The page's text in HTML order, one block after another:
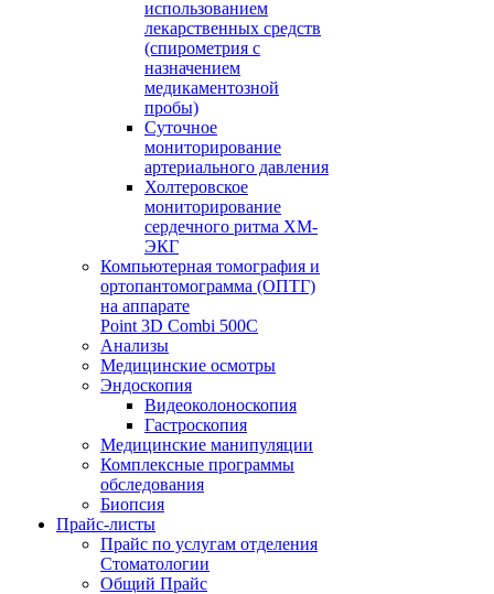
использованием
лекарственных средств
(спирометрия с
назначением
медикаментозной
пробы)
Суточное
мониторирование
артериального давления
Холтеровское
мониторирование
сердечного ритма ХМ-
ЭКГ
Компьютерная томография и
ортопантомограмма (ОПТГ)
на аппарате
Point 3D Combi 500C
Анализы
Медицинские осмотры
Эндоскопия
Видеоколоноскопия
Гастроскопия
Медицинские манипуляции
Комплексные программы
обследования
Биопсия
Прайс-листы
Прайс по услугам отделения
Стоматологии
Общий Прайс